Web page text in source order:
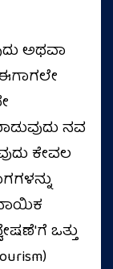
ಅಥವಾ
ನವ
ಕೇವಲ
ಒತ್ತು